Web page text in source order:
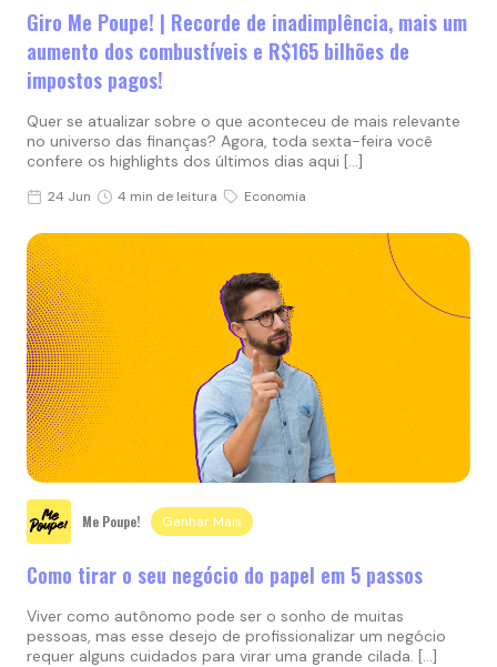
Giro Me Poupe! | Recorde de inadimplência, mais um
aumento dos combustíveis e R$165 bilhões de
impostos pagos!
Quer se atualizar sobre o que aconteceu de mais relevante
no universo das finanças? Agora, toda sexta-feira você
confere os highlights dos últimos dias aqui […]
24 Jun 4 min de leitura Economia
Me Poupe! Ganhar Mais
Como tirar o seu negócio do papel em 5 passos
Viver como autônomo pode ser o sonho de muitas
pessoas, mas esse desejo de profissionalizar um negócio
requer alguns cuidados para virar uma grande cilada. […]